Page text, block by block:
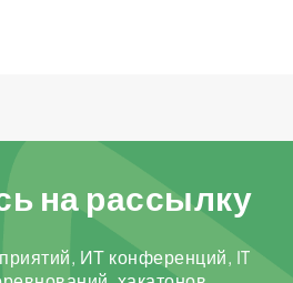
на рассылку
ИТ конференций, IT